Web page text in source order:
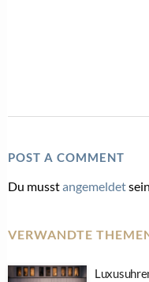
POST A COMMENT
Du musstangemeldet
VERWANDTE